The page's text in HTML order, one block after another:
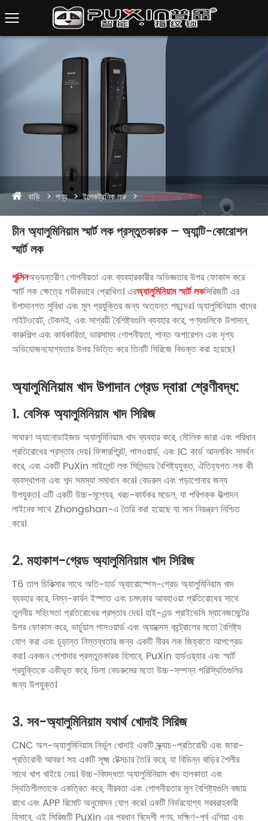
বাড়ি পণ্য ইলেকট্রনিক লক অ্যালুমিনিয়াম স্মার্ট লক
চীন অ্যালুমিনিয়াম স্মার্ট লক প্রস্তুতকারক – অ্যান্টি-কোরোশন
স্মার্ট লক
পুক্সিনঅভ্যন্তরীণ গোপনীয়তা এবং ব্যবহারকারীর অভিজ্ঞতার উপর ফোকাস করে
স্মার্ট লক ক্ষেত্রে গভীরভাবে প্রোথিত। এরঅ্যালুমিনিয়াম স্মার্ট লকসিরিজটি এর
উপাদানগত সুবিধা এবং মূল প্রযুক্তির জন্য অত্যন্ত পছন্দের। অ্যালুমিনিয়াম খাদের
লাইটওয়েট, টেকসই, এবং সাশ্রয়ী বৈশিষ্ট্যগুলি ব্যবহার করে, পণ্যগুলিকে উপাদান,
কারুশিল্প এবং কার্যকারিতা, ভারসাম্য গোপনীয়তা, শান্ত অপারেশন এবং দৃশ্য
অভিযোজনযোগ্যতার উপর ভিত্তি করে তিনটি সিরিজে বিভক্ত করা হয়েছে।
অ্যালুমিনিয়াম খাদ উপাদান গ্রেড দ্বারা শ্রেণীবদ্ধ:
1. বেসিক অ্যালুমিনিয়াম খাদ সিরিজ
সাধারণ অ্যানোডাইজড অ্যালুমিনিয়াম খাদ ব্যবহার করে, মৌলিক জারা এবং পরিধান
প্রতিরোধের প্রস্তাব দেয়। ফিঙ্গারপ্রিন্ট, পাসওয়ার্ড, এবং IC কার্ড আনলকিং সমর্থন
করে, এবং একটি PuXin সাইলেন্ট লক সিলিন্ডার বৈশিষ্ট্যযুক্ত, ঐতিহ্যগত লক কী
ব্যবস্থাপনা এবং শব্দ সমস্যা সমাধান করে। বেডরুম এবং পড়াশোনার জন্য
উপযুক্ত। এটি একটি উচ্চ-মূল্যের, খরচ-কার্যকর মডেল, যা পরিপক্ক উত্পাদন
লাইনের সাথে Zhongshan-এ তৈরি করা হয়েছে যা মান নিয়ন্ত্রণ নিশ্চিত
করে।
2. মহাকাশ-গ্রেড অ্যালুমিনিয়াম খাদ সিরিজ
T6 তাপ চিকিত্সার সাথে অতি-হার্ড অ্যারোস্পেস-গ্রেড অ্যালুমিনিয়াম খাদ
ব্যবহার করে, নিম্ন-কার্বন ইস্পাত এবং চমৎকার আবহাওয়া প্রতিরোধের সাথে
তুলনীয় সহিংসতা প্রতিরোধের প্রস্তাব দেয়। হাই-এন্ড প্রাইভেসি ম্যানেজমেন্টের
উপর ফোকাস করে, ভার্চুয়াল পাসওয়ার্ড এবং অ্যাক্সেস কন্ট্রোলের মতো বৈশিষ্ট্য
যোগ করা এবং চূড়ান্ত নিস্তব্ধতার জন্য একটি নীরব লক জিহ্বাতে আপগ্রেড
করা। একজন পেশাদার প্রস্তুতকারক হিসাবে, PuXin হার্ডওয়্যার এবং স্মার্ট
প্রযুক্তিকে একীভূত করে, ভিলা বেডরুমের মতো উচ্চ-সম্পন্ন পরিস্থিতিগুলির
জন্য উপযুক্ত।
3. সব-অ্যালুমিনিয়াম যথার্থ খোদাই সিরিজ
CNC অল-অ্যালুমিনিয়াম নির্ভুল খোদাই একটি স্ক্র্যাচ-প্রতিরোধী এবং জারা-
প্রতিরোধী আবরণ সহ একটি সূক্ষ্ম টেক্সচার তৈরি করে, যা বিভিন্ন বাড়ির শৈলীর
সাথে খাপ খাইয়ে নেয়। উচ্চ-বিশুদ্ধতা অ্যালুমিনিয়াম খাদ হালকাতা এবং
স্থিতিশীলতাকে একত্রিত করে, নীরবতা এবং গোপনীয়তার মূল বৈশিষ্ট্যগুলি বজায়
রাখে এবং APP রিমোট অনুমোদন যোগ করে। একটি নির্ভরযোগ্য সরবরাহকারী
হিসাবে, এই সিরিজটি PuXin এর প্রধান বিদেশী পণ্য, দক্ষিণ-পূর্ব এশিয়া এবং